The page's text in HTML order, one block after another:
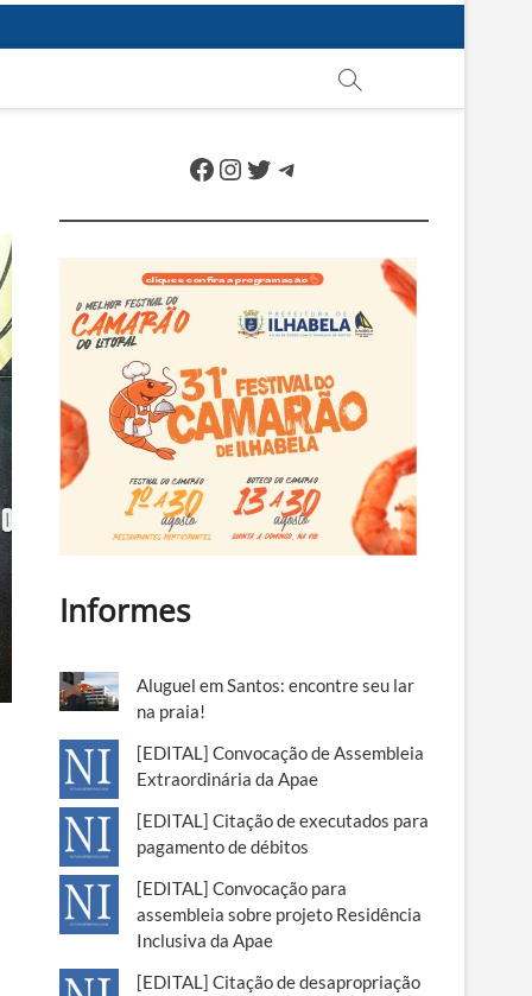
Facebook
Instagram
Twitter
Telegram
Informes
Aluguel em Santos: encontre seu lar
na praia!
[EDITAL] Convocação de Assembleia
Extraordinária da Apae
[EDITAL] Citação de executados para
pagamento de débitos
[EDITAL] Convocação para
assembleia sobre projeto Residência
Inclusiva da Apae
[EDITAL] Citação de desapropriação